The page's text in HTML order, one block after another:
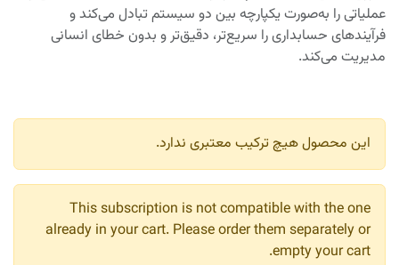
عملیاتی را به‌صورت یکپارچه بین دو سیستم تبادل می‌کند و
فرآیندهای حسابداری را سریع‌تر، دقیق‌تر و بدون خطای انسانی
مدیریت می‌کند.
این محصول هیچ ترکیب معتبری ندارد.
This subscription is not compatible with the one
already in your cart. Please order them separately or
empty your cart.